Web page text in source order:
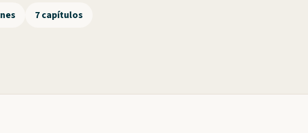
7 capítulos